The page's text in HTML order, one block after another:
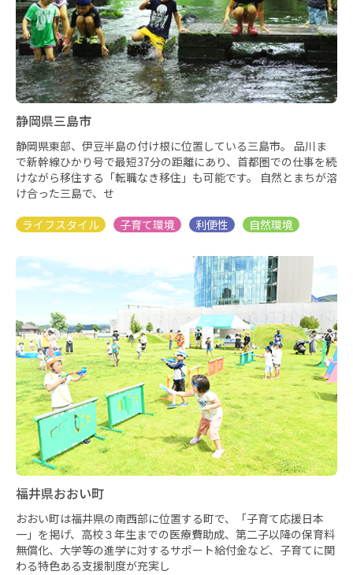
静岡県三島市
静岡県東部、伊豆半島の付け根に位置している三島市。 品川ま
で新幹線ひかり号で最短37分の距離にあり、首都圏での仕事を続
けながら移住する「転職なき移住」も可能です。 自然とまちが溶
け合った三島で、せ
福井県おおい町
おおい町は福井県の南西部に位置する町で、「子育て応援日本
一」を掲げ、高校３年生までの医療費助成、第二子以降の保育料
無償化、大学等の進学に対するサポート給付金など、子育てに関
わる特色ある支援制度が充実し